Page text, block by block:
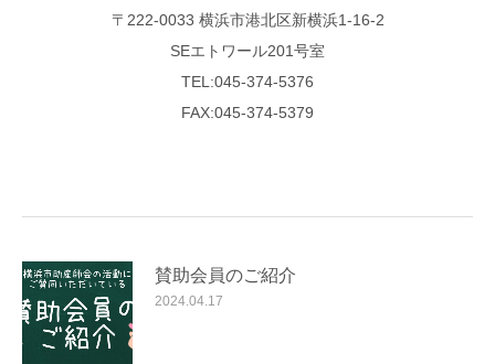
〒222-0033 横浜市港北区新横浜1-16-2
SEエトワール201号室
TEL:045-374-5376
FAX:045-374-5379
賛助会員のご紹介
2024.04.17